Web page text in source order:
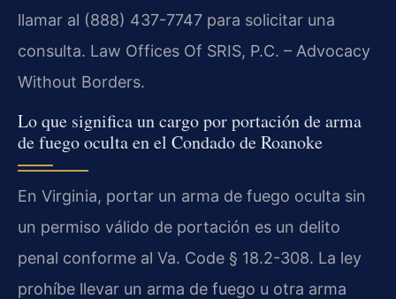
llamar al (888) 437-7747 para solicitar una
consulta. Law Offices Of SRIS, P.C. – Advocacy
Without Borders.
Lo que significa un cargo por portación de arma
de fuego oculta en el Condado de Roanoke
En Virginia, portar un arma de fuego oculta sin
un permiso válido de portación es un delito
penal conforme al Va. Code § 18.2-308. La ley
prohíbe llevar un arma de fuego u otra arma